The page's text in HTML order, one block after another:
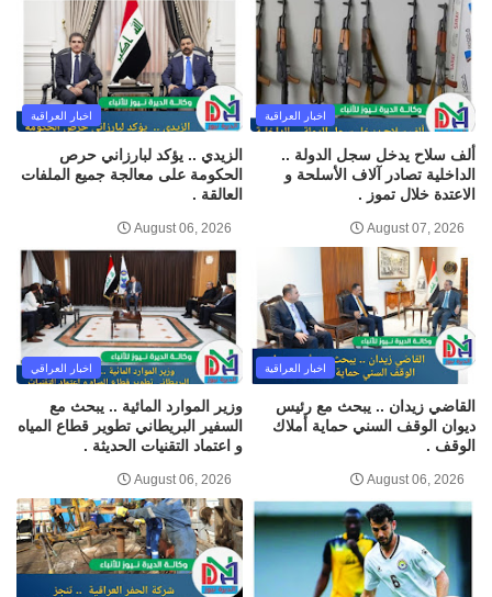
اخبار العراقية
ألف سلاح يدخل سجل الدولة ..
الداخلية تصادر آلاف الأسلحة و
الاعتدة خلال تموز .
August 07, 2026
اخبار العراقية
الزيدي .. يؤكد لبارزاني حرص
الحكومة على معالجة جميع الملفات
العالقة .
August 06, 2026
اخبار العراقية
القاضي زيدان .. يبحث مع رئيس
ديوان الوقف السني حماية أملاك
الوقف .
August 06, 2026
اخبار العراقي
وزير الموارد المائية .. يبحث مع
السفير البريطاني تطوير قطاع المياه
و اعتماد التقنيات الحديثة .
August 06, 2026